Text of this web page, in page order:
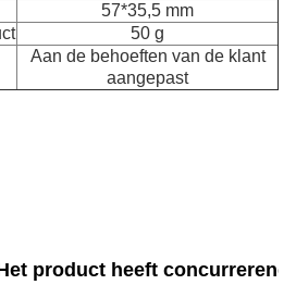
57*35,5 mm
50 g
Aan de behoeften van de klant
aangepast
product heeft